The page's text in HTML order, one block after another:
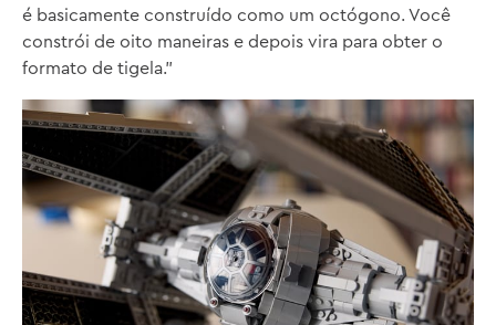
é basicamente construído como um octógono. Você
constrói de oito maneiras e depois vira para obter o
formato de tigela.”